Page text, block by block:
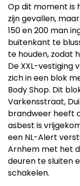
Op dit moment is
zijn gevallen,
150 en 200 man
buitenkant te
te houden, zodat
De XXL-vestiging
zich in een blok
Body Shop. Dit
Varkensstraat,
brandweer heeft
asbest is
een NL-Alert
Arnhem met het
deuren te sluiten
schakelen.